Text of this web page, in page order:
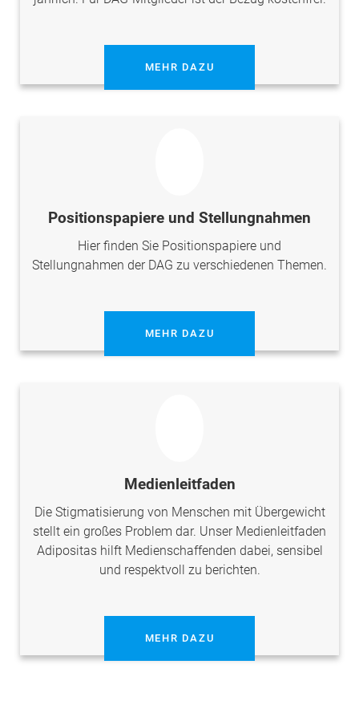
MEHR DAZU
Positionspapiere und Stellungnahmen
Hier finden Sie Positionspapiere und
Stellungnahmen der DAG zu verschiedenen Themen.
MEHR DAZU
Medienleitfaden
Die Stigmatisierung von Menschen mit Übergewicht
stellt ein großes Problem dar. Unser Medienleitfaden
Adipositas hilft Medienschaffenden dabei, sensibel
und respektvoll zu berichten.
MEHR DAZU